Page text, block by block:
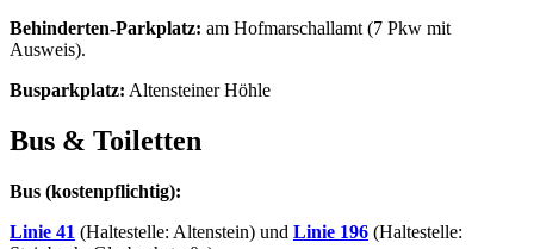
Behinderten-Parkplatz: am Hofmarschallamt (7 Pkw mit
Ausweis).
Busparkplatz: Altensteiner Höhle
Bus & Toiletten
Bus (kostenpflichtig):
Linie 41 (Haltestelle: Altenstein) und Linie 196 (Haltestelle: